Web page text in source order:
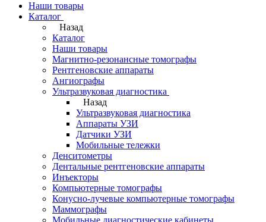
Наши товары
Каталог
Назад
Каталог
Наши товары
Магнитно-резонансные томографы
Рентгеновские аппараты
Ангиографы
Ультразвуковая диагностика
Назад
Ультразвуковая диагностика
Аппараты УЗИ
Датчики УЗИ
Мобильные тележки
Денситометры
Дентальные рентгеновские аппараты
Инъекторы
Компьютерные томографы
Конусно-лучевые компьютерные томографы
Маммографы
Мобильные диагностические кабинеты